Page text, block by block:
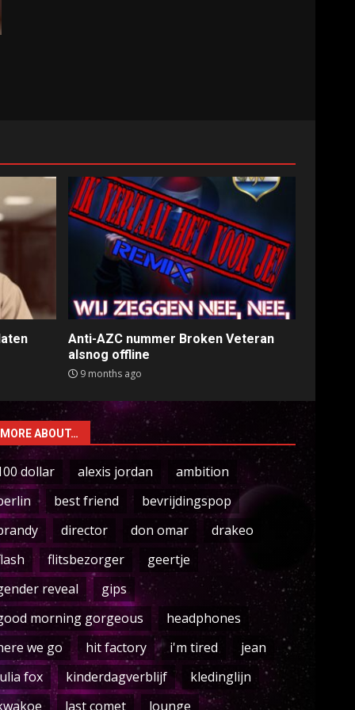
Anti-AZC nummer Broken Veteran
alsnog offline
9 months ago
MORE ABOUT…
dollar alexis jordan
ambition
best friend
bevrijdingspop
director don omar
drakeo
flitsbezorger
geertje
reveal
gips
morning gorgeous
headphones
we go
hit factory i'm tired
jean
fox
kinderdagverblijf
kledinglijn
last comet lounge